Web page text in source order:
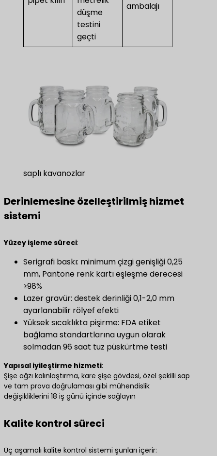
düşme
testini
geçti
ambalajı
saplı kavanozlar
Derinlemesine özelleştirilmiş hizmet
sistemi
​Yüzey işleme süreci​​:
Serigrafi baskı: minimum çizgi genişliği 0,25
mm, Pantone renk kartı eşleşme derecesi
≥98%
Lazer gravür: destek derinliği 0,1-2,0 mm
ayarlanabilir rölyef efekti
Yüksek sıcaklıkta pişirme: FDA etiket
bağlama standartlarına uygun olarak
solmadan 96 saat tuz püskürtme testi
​Yapısal iyileştirme hizmeti​​:
Şişe ağzı kalınlaştırma, kare şişe gövdesi, özel şekilli sap
ve tam prova doğrulaması gibi mühendislik
değişikliklerini 18 iş günü içinde sağlayın
Kalite kontrol süreci
Üç aşamalı kalite kontrol sistemi şunları içerir: